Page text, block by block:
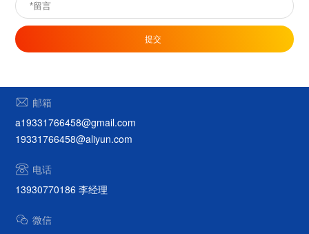
提交
邮箱
a19331766458@gmail.com
19331766458@aliyun.com
电话
13930770186 李经理
微信